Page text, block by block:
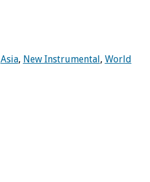
Asia, New Instrumental , World